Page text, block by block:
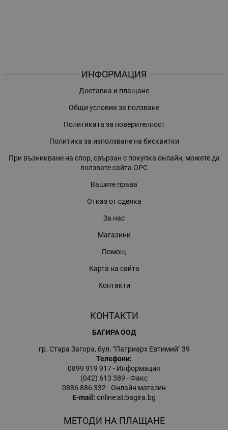
ИНФОРМАЦИЯ
Доставка и плащане
Общи условия за ползване
Политиката за поверителност
Политика за използване на бисквитки
При възникване на спор, свързан с покупка онлайн, можете да
ползвате сайта ОРС
Вашите права
Отказ от сделка
За нас
Магазини
Помощ
Карта на сайта
Контакти
КОНТАКТИ
БАГИРА ООД
гр. Стара Загора, бул. "Патриарх Евтимий" 39
Телефони:
0899 919 917- Информация
(042) 613 389 - Факс
0886 886 332- Онлайн магазин
E-mail: online:at:bagira.bg
МЕТОДИ НА ПЛАЩАНЕ